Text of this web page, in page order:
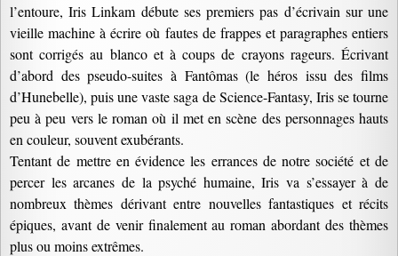
l’entoure, Iris Linkam débute ses premiers pas d’écrivain sur une
vieille machine à écrire où fautes de frappes et paragraphes entiers
sont corrigés au blanco et à coups de crayons rageurs. Écrivant
d’abord des pseudo-suites à Fantômas (le héros issu des films
d’Hunebelle), puis une vaste saga de Science-Fantasy, Iris se tourne
peu à peu vers le roman où il met en scène des personnages hauts
en couleur, souvent exubérants.
Tentant de mettre en évidence les errances de notre société et de
percer les arcanes de la psyché humaine, Iris va s’essayer à de
nombreux thèmes dérivant entre nouvelles fantastiques et récits
épiques, avant de venir finalement au roman abordant des thèmes
plus ou moins extrêmes.